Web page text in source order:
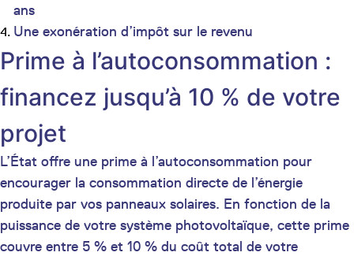
ans
Une exonération d’impôt sur le revenu
Prime à l’autoconsommation :
financez jusqu’à 10 % de votre
projet
L’État offre une prime à l’autoconsommation pour
encourager la consommation directe de l’énergie
produite par vos panneaux solaires. En fonction de la
puissance de votre système photovoltaïque, cette prime
couvre entre 5 % et 10 % du coût total de votre